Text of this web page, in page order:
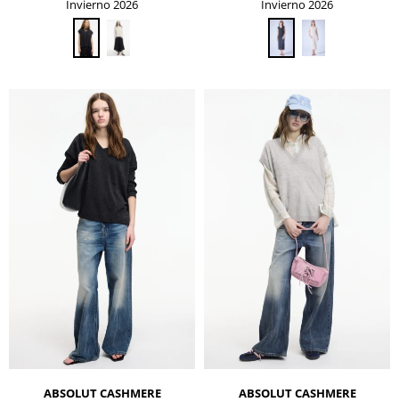
Invierno 2026 Invierno 2026
ABSOLUT CASHMERE ABSOLUT CASHMERE